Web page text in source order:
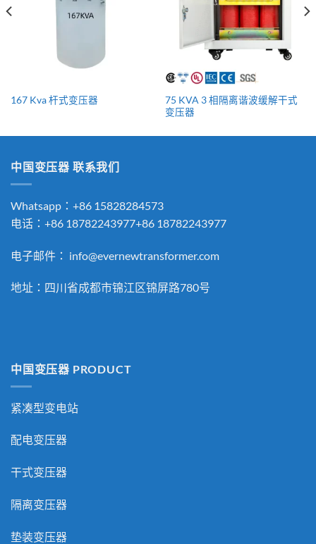
167 Kva 杆式变压器
75 KVA 3 相隔离谐波缓解干式
变压器
中国变压器 联系我们
Whatsapp：+86 15828284573
电话：+86 18782243977+86 18782243977
电子邮件： info@evernewtransformer.com
地址：四川省成都市锦江区锦屏路780号
中国变压器 PRODUCT
紧凑型变电站
配电变压器
干式变压器
隔离变压器
垫装变压器